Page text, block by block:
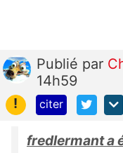
Publié par
14h59
!
citer
fredlermant a